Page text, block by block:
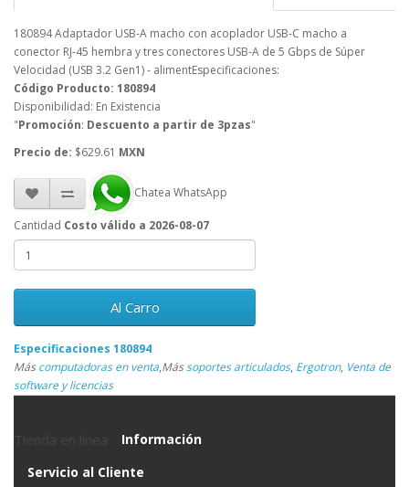
180894 Adaptador USB-A macho con acoplador USB-C macho a
conector RJ-45 hembra y tres conectores USB-A de 5 Gbps de Súper
Velocidad (USB 3.2 Gen1) - alimentEspecificaciones:
Código Producto: 180894
Disponibilidad: En Existencia
"Promoción: Descuento a partir de 3pzas"
Precio de: $629.61 MXN
Chatea WhatsApp
Cantidad Costo válido a 2026-08-07
Al Carro
Especificaciones 180894
Máscomputadoras en venta,Mássoportes articulados, Ergotron, Venta de
software y licencias
Información
Servicio al Cliente